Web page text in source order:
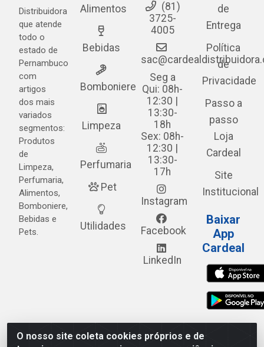
O nosso site coleta cookies próprios e de
Distribuidora
que atende
todo o
estado de
Pernambuco
com
artigos
dos mais
variados
segmentos:
Produtos
de
Limpeza,
Perfumaria,
Alimentos,
Bomboniere,
Bebidas e
Pets.
Alimentos
Bebidas
Bomboniere
Limpeza
Perfumaria
Pet
Utilidades
(81)
3725-
4005
Seg a
Qui: 08h-
12:30 |
13:30-
18h
Sex: 08h-
12:30 |
13:30-
17h
Instagram
Facebook
LinkedIn
de
Entrega
Política
de
Privacidade
Passo a
passo
Loja
Cardeal
Site
Institucional
Baixar
App
Cardeal
Cardeal Distribuidora - Estrada Alto do Moura, 582 - Alto